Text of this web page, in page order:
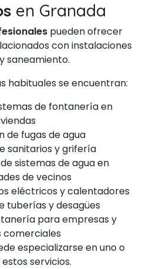
en Granada
pueden ofrecer
con instalaciones
saneamiento.
habituales se encuentran:
de fontanería en
de fugas de agua
sanitarios y grifería
sistemas de agua en
de vecinos
eléctricos y calentadores
tuberías y desagües
para empresas y
comerciales
especializarse en uno o
servicios.